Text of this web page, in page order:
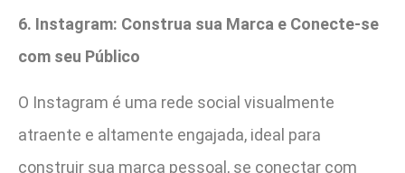
6. Instagram: Construa sua Marca e Conecte-se
com seu Público
O Instagram é uma rede social visualmente
atraente e altamente engajada, ideal para
construir sua marca pessoal, se conectar com